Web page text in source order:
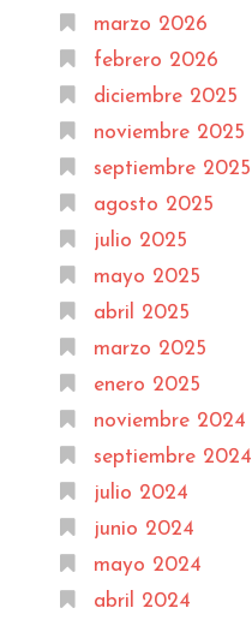
marzo 2026
febrero 2026
diciembre 2025
noviembre 2025
septiembre 2025
agosto 2025
julio 2025
mayo 2025
abril 2025
marzo 2025
enero 2025
noviembre 2024
septiembre 2024
julio 2024
junio 2024
mayo 2024
abril 2024